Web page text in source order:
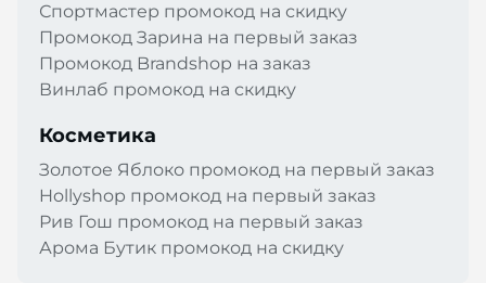
Спортмастер промокод на скидку
Промокод Зарина на первый заказ
Промокод Brandshop на заказ
Винлаб промокод на скидку
Косметика
Золотое Яблоко промокод на первый заказ
Hollyshop промокод на первый заказ
Рив Гош промокод на первый заказ
Арома Бутик промокод на скидку